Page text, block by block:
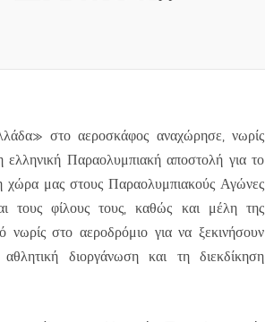
στο αεροσκάφος αναχώρησε, νωρίς
Παραολυμπιακή αποστολή για το
χώρα μας στους Παραολυμπιακούς Αγώνες
τους φίλους τους, καθώς και μέλη της
νωρίς στο αεροδρόμιο για να ξεκινήσουν
διοργάνωση και τη διεκδίκηση